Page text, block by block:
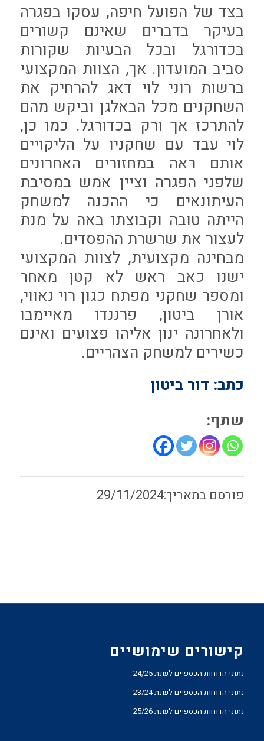
בצד של הפועל חיפה, עסקו בפגרה
בעיקר בדברים שאינם קשורים
בכדורגל ובכל הבעיות שקורות
סביב המועדון. אך, הצוות המקצועי
ברשות רוני לוי דאג להרחיק את
השחקנים מכל הבאלגן וביקש מהם
להתרכז אך ורק בכדורגל. כמו כן,
לוי עבד עם שחקניו על הליקויים
אותם ראה במחזורים האחרונים
שלפני הפגרה וציין אמש במסיבת
העיתונאים כי ההכנה למשחק
הייתה טובה וקבוצתו באה על מנת
לעצור את שרשרת ההפסדים.
מבחינה מקצועית, לצוות המקצועי
ישנו כאב ראש לא קטן מאחר
ומספר שחקני מפתח כגון רוי נאווי,
אורן ביטון, פרננדו מאיימבו
ולאחרונה ינון אליהו פצועים ואינם
כשירים למשחק הצהריים.
כתב: דור ביטון
שתף:
29/11/2024
קישורים שימושיים
נתוני הדוחות הכספיים לעונת 24/25
נתוני הדוחות הכספיים לעונת 23/24
נתוני הדוחות הכספיים לעונת 25/26